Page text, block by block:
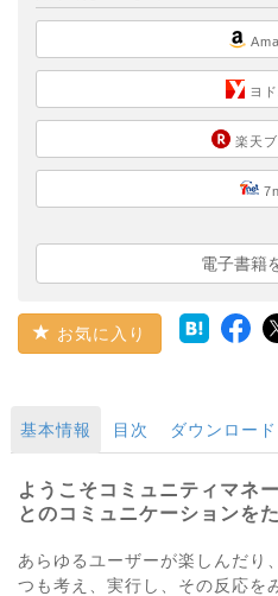
ヨ
楽天
電子書籍
お気に入り
基本情報 目次 ダウンロード
ようこそコミュニティマネ
とのコミュニケーションを
あらゆるユーザーが楽しんだり
つも考え、実行し、その反応を